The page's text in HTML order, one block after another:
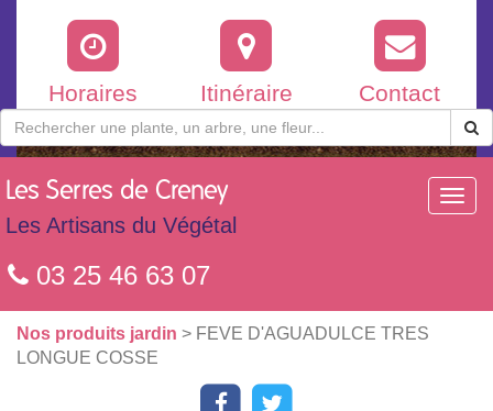
Horaires Itinéraire Contact
Les Serres de Creney
Les Artisans du Végétal
03 25 46 63 07
Nos produits jardin > FEVE D'AGUADULCE TRES
LONGUE COSSE